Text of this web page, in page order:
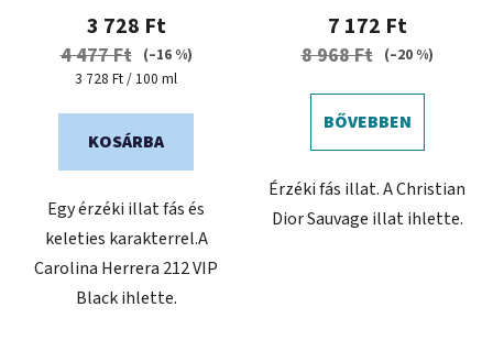
3 728 Ft
4 477 Ft
(–16 %)
Egységár:
3 728 Ft / 100 ml
KOSÁRBA
Egy érzéki illat fás és
keleties karakterrel.A
Carolina Herrera 212 VIP
Black ihlette.
átlagos
értékelése
0,0
7 172 Ft
8 968 Ft (–20 %)
BŐVEBBEN
Érzéki fás illat. A Christian
Dior Sauvage illat ihlette.